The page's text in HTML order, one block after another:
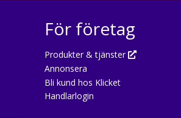
För företag
Produkter & tjänster
Annonsera
Bli kund hos Klicket
Handlarlogin